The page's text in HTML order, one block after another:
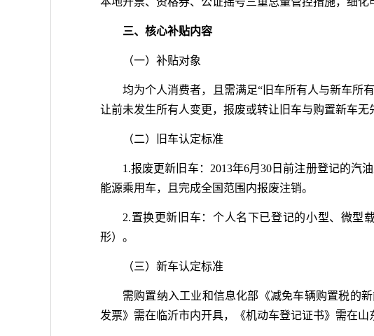
三、核心补贴内容
（一）补贴对象
均为个人消费者，且需满足“旧车所有人与新车所
让前未发生所有人变更，报废或转让旧车与购置新车无
（二）旧车认定标准
1.报废更新旧车：2013年6月30日前注册登记的汽
能源乘用车，且完成全国范围内报废注销。
2.置换更新旧车：个人名下已登记的小型、微型
形）。
（三）新车认定标准
需购置纳入工业和信息化部《减免车辆购置税的
发票》需在临沂市内开具，《机动车登记证书》需在山